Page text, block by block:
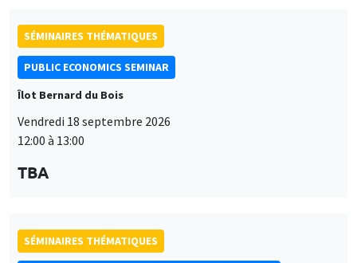
SÉMINAIRES THÉMATIQUES
PUBLIC ECONOMICS SEMINAR
Îlot Bernard du Bois
Vendredi 18 septembre 2026
12:00 à 13:00
TBA
SÉMINAIRES THÉMATIQUES